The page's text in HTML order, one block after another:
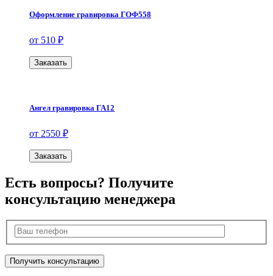
Оформление гравировка ГОФ558
от 510 ₽
Заказать
Ангел гравировка ГА12
от 2550 ₽
Заказать
Есть вопросы? Получите
консультацию менеджера